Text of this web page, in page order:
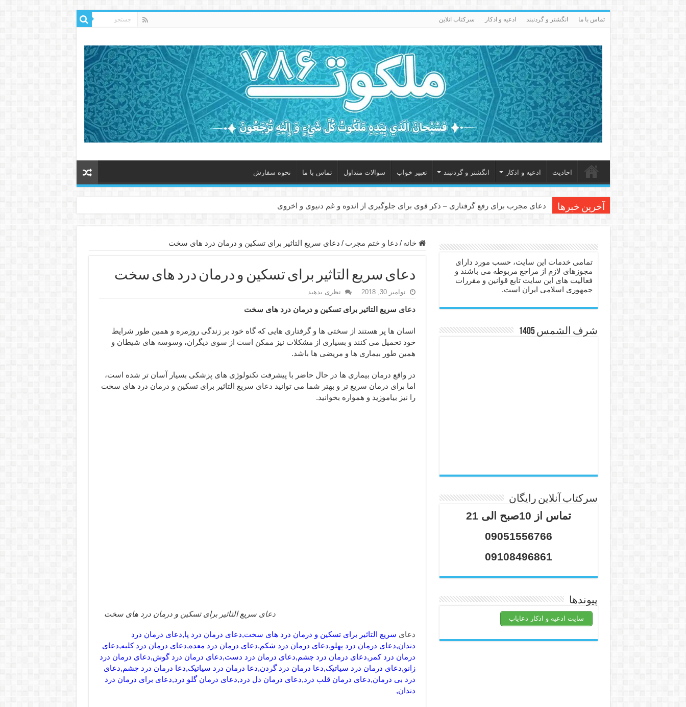
تماس با ما انگشتر و گردنبند ادعيه و اذكار سرکتاب انلاین
احاديث ادعيه و اذكار انگشتر و گردنبند تعبیر خواب سوالات متداول تماس با ما نحوه سفارش
آخرین خبرها دعای مجرب برای رفع گرفتاری – ذکر قوی برای جلوگیری از اندوه و غم دنیوی و اخروی
دعای حفظ جان عزیزان از بلا در سفر – دعا برای رفع حوادث بد روزانه
انواع ذکرهای الهی و خواص آن – مجرب ترین ذکرها برای برآوردن حاجات
دعای روزی و رفع فقر – دعای مجرب برای گشایش مالی و برکت در کار
دعای قوی برای حاجات دنیا و آخرت – حاجت روایی و رفع مشکلات
ختم سوره تکاثر برای جذب ثروت – خواص و برکات سوره تکاثر
دعا قدرت و توانمندی – دعا برای افزایش انرژی بدن و قدرت بازو
دعای ابودردا برای در امان ماندن از بلا – دعای ایمنی از سوختن
خانه / دعا و ختم مجرب / دعای سریع التاثیر برای تسکین و درمان درد های سخت
دعای سریع التاثیر برای تسکین و درمان درد های سخت
نوامبر 30, 2018 نظری بدهید
دعای سریع التاثیر برای تسکین و درمان درد های سخت
انسان ها پر هستند از سختی ها و گرفتاری هایی که گاه خود بر زندگی روزمره و همین طور شرایط
خود تحمیل می کنند و بسیاری از مشکلات نیز ممکن است از سوی دیگران، وسوسه های شیطان و
همین طور بیماری ها و مریضی ها باشد.
در واقع درمان بیماری ها در حال حاضر با پیشرفت تکنولوژی های پزشکی بسیار آسان تر شده است،
اما برای درمان سریع تر و بهتر شما می توانید دعای سریع التاثیر برای تسکین و درمان درد های سخت
را نیز بیاموزید و همواره بخوانید.
دعای سریع التاثیر برای تسکین و درمان درد های سخت
دعای سریع التاثیر برای تسکین و درمان درد های سخت,دعای درمان درد پا,دعای درمان درد
دندان,دعای درمان درد پهلو,دعای درمان درد شکم,دعای درمان درد معده,دعای درمان درد کلیه,دعای
درمان درد کمر,دعای درمان درد چشم,دعای درمان درد دست,دعای درمان درد گوش,دعای درمان درد
زانو,دعای درمان درد سیاتیک,دعا درمان درد گردن,دعا درمان درد سیاتیک,دعا درمان درد چشم,دعای
درد بی درمان,دعای درمان قلب درد,دعای درمان دل درد,دعای درمان گلو درد,دعای برای درمان درد
دندان,
تمامی خدمات این سایت، حسب مورد دارای
مجوزهای لازم از مراجع مربوطه می باشند و
فعالیت های این سایت تابع قوانین و مقررات
جمهوری اسلامی ایران است.
شرف الشمس 1405
سرکتاب آنلاین رایگان
تماس از 10صبح الی 21
09051556766
09108496861
پیوندها
سایت ادعیه و اذکار دعایاب